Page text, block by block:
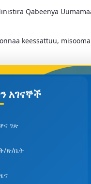
Qabeenya
keessattuu,
አገናኞች
ገጽ
ቅ/ጽ/ቤት